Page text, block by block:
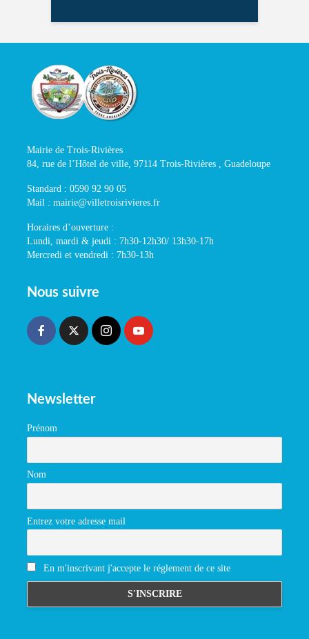
Mairie de Trois-Rivières
84, rue de l’Hôtel de ville, 97114 Trois-Rivières , Guadeloupe
Standard : 0590 92 90 05
Mail : mairie@villetroisrivieres.fr
Horaires d’ouverture :
Lundi, mardi & jeudi : 7h30-12h30/ 13h30-17h
Mercredi et vendredi : 7h30-13h
Nous suivre
Newsletter
Prénom
Nom
Entrez votre adresse mail
En m'inscrivant j'accepte le réglement de ce site